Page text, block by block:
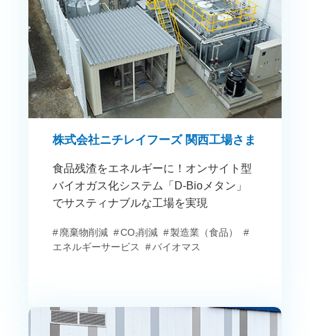
株式会社ニチレイフーズ 関西工場さま
食品残渣をエネルギーに！オンサイト型
バイオガス化システム「D-Bioメタン」
でサスティナブルな工場を実現
廃棄物削減 CO₂削減
製造業（食品）
エネルギーサービス
バイオマス